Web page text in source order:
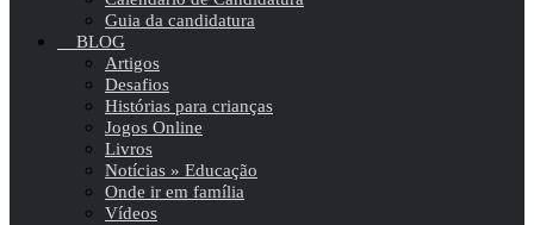
Guia da candidatura
BLOG
Artigos
Desafios
Histórias para crianças
Jogos Online
Livros
Notícias » Educação
Onde ir em família
Vídeos